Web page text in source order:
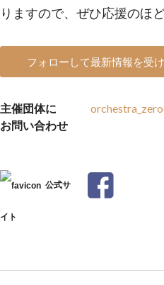
りますので、ぜひ応援のほ
フォローして最新情報を受
主催団体に
お問い合わせ
公式サ
イト